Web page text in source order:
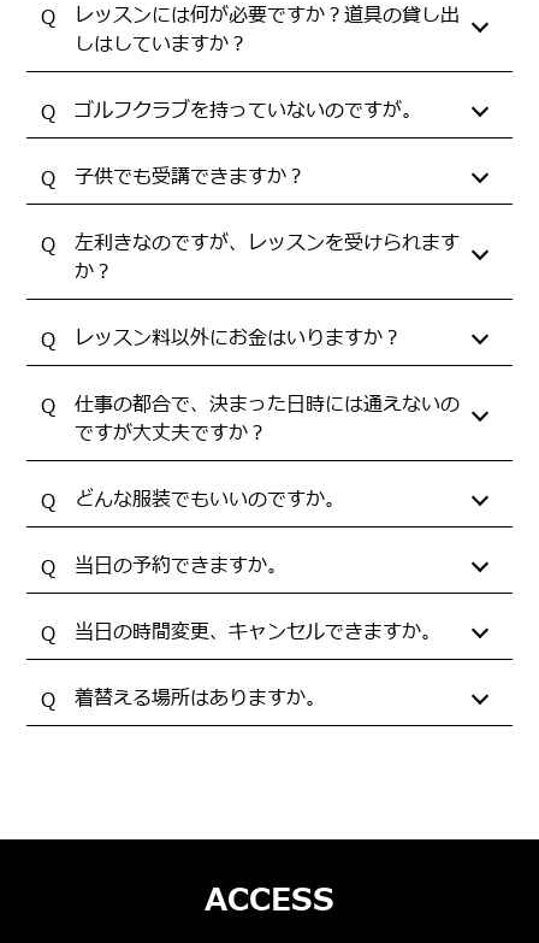
レッスンには何が必要ですか？道具の貸し出
しはしていますか？
ゴルフクラブを持っていないのですが。
子供でも受講できますか？
左利きなのですが、レッスンを受けられます
か？
レッスン料以外にお金はいりますか？
仕事の都合で、決まった日時には通えないの
ですが大丈夫ですか？
どんな服装でもいいのですか。
当日の予約できますか。
当日の時間変更、キャンセルできますか。
着替える場所はありますか。
ACCESS